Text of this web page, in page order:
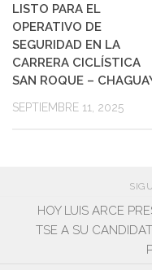
LISTO PARA EL
OPERATIVO DE
SEGURIDAD EN LA
CARRERA CICLÍSTICA
SAN ROQUE –
SEPTIEMBRE 11, 2025
HOY LUIS ARCE
TSE A SU